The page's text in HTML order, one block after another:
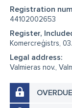
Registration
44102002653
Register,
Komercreģistrs,
Legal address:
Valmieras nov.,